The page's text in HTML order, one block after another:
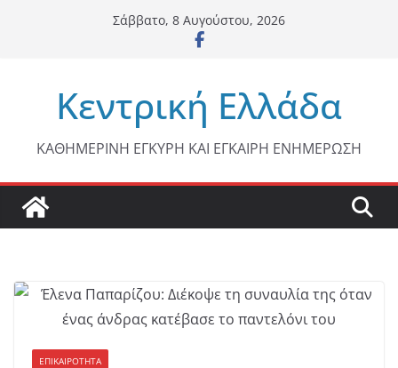
Σάββατο, 8 Αυγούστου, 2026
Κεντρική Ελλάδα
ΚΑΘΗΜΕΡΙΝΗ ΕΓΚΥΡΗ ΚΑΙ ΕΓΚΑΙΡΗ ΕΝΗΜΕΡΩΣΗ
ΕΠΙΚΑΙΡΟΤΗΤΑ